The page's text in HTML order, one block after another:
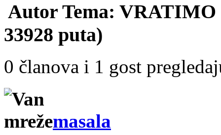
Autor Tema:
33928 puta)
0 članova i 1 gost
masala